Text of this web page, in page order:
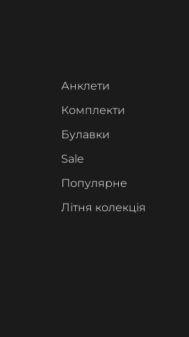
Анклети
Комплекти
Булавки
Sale
Популярне
Літня колекція